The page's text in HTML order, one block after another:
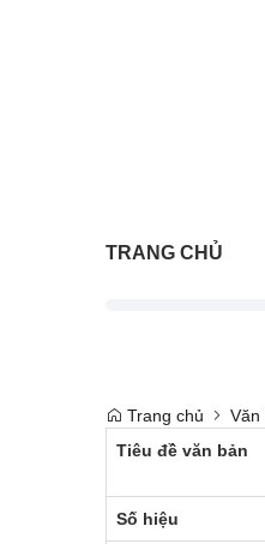
TRANG CHỦ
Trang chủ Văn
Tiêu đề văn bản
Số hiệu